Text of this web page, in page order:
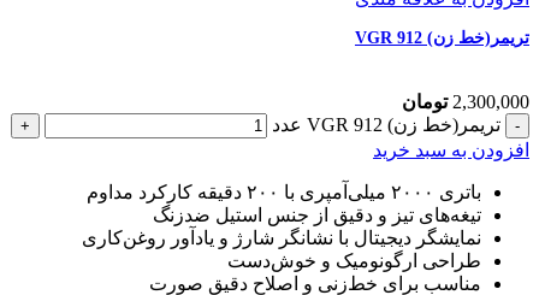
تریمر(خط زن) VGR 912
2,300,000 تومان
تریمر(خط زن) VGR 912 عدد
افزودن به سبد خرید
باتری ۲۰۰۰ میلی‌آمپری با ۲۰۰ دقیقه کارکرد مداوم
تیغه‌های تیز و دقیق از جنس استیل ضدزنگ
نمایشگر دیجیتال با نشانگر شارژ و یادآور روغن‌کاری
طراحی ارگونومیک و خوش‌دست
مناسب برای خط‌زنی و اصلاح دقیق صورت